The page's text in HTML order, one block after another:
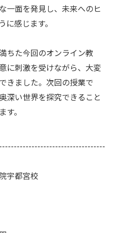
一面を発見し、未来へのヒ
に感じます。
ちた今回のオンライン教
に刺激を受けながら、大変
きました。次回の授業で
深い世界を探究できること
す。
宇都宮校